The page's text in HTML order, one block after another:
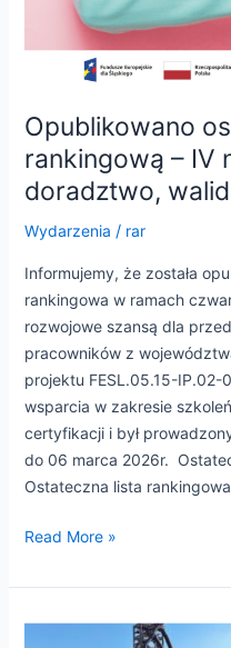
Opublikowano
rankingową – IV
doradztwo,
Wydarzenia / rar
Informujemy, że została
rankingowa w ramach
rozwojowe szansą dla
pracowników z
projektu FESL.05.15-
wsparcia w zakresie
certyfikacji i był
do 06 marca 2026r.
Ostateczna lista
Read More »
Nowy